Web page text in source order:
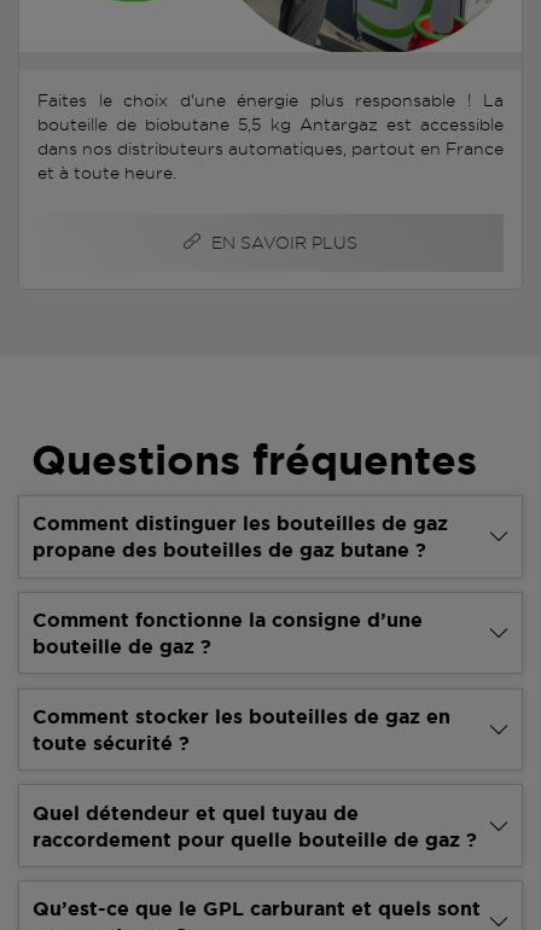
Faites le choix d'une énergie plus responsable ! La
bouteille de biobutane 5,5 kg Antargaz est accessible
dans nos distributeurs automatiques, partout en France
et à toute heure.
EN SAVOIR PLUS
Questions fréquentes
Comment distinguer les bouteilles de gaz
propane des bouteilles de gaz butane ?
Comment fonctionne la consigne d’une
bouteille de gaz ?
Comment stocker les bouteilles de gaz en
toute sécurité ?
Quel détendeur et quel tuyau de
raccordement pour quelle bouteille de gaz ?
Qu’est-ce que le GPL carburant et quels sont